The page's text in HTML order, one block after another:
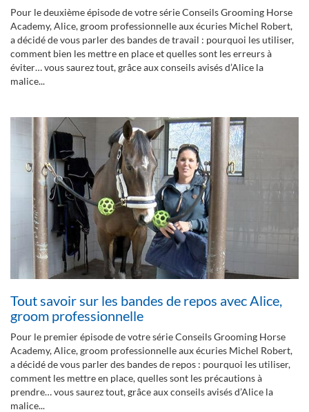
Pour le deuxième épisode de votre série Conseils Grooming Horse
Academy, Alice, groom professionnelle aux écuries Michel Robert,
a décidé de vous parler des bandes de travail : pourquoi les utiliser,
comment bien les mettre en place et quelles sont les erreurs à
éviter… vous saurez tout, grâce aux conseils avisés d’Alice la
malice...
Tout savoir sur les bandes de repos avec Alice,
groom professionnelle
Pour le premier épisode de votre série Conseils Grooming Horse
Academy, Alice, groom professionnelle aux écuries Michel Robert,
a décidé de vous parler des bandes de repos : pourquoi les utiliser,
comment les mettre en place, quelles sont les précautions à
prendre… vous saurez tout, grâce aux conseils avisés d’Alice la
malice...